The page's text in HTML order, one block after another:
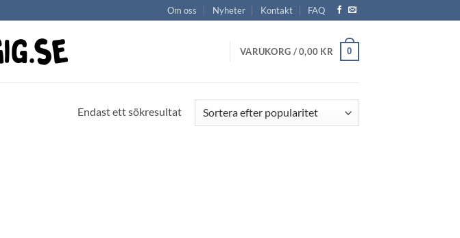
Om oss Nyheter Kontakt FAQ
VARUKORG /0,00 KR 0
Endast ett sökresultat